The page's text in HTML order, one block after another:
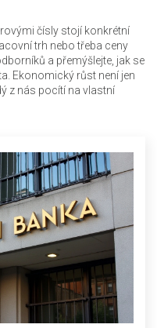
čísly stojí konkrétní
trh nebo třeba ceny
a přemýšlejte, jak se
Ekonomický růst není jen
z nás pocítí na vlastní